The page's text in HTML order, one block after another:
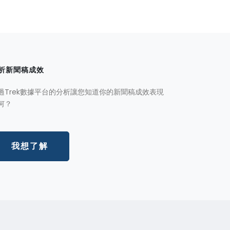
新聞稿成效
Trek數據平台的分析讓您知道你的新聞稿成效表現
？
我想了解